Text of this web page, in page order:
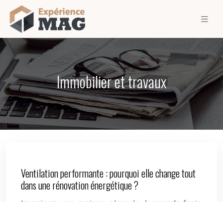
Immobilier et travaux
Ventilation performante : pourquoi elle change tout
dans une rénovation énergétique ?